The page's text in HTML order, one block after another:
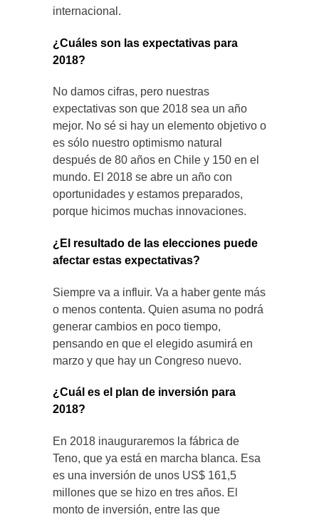
internacional.
¿Cuáles son las expectativas para
2018?
No damos cifras, pero nuestras
expectativas son que 2018 sea un año
mejor. No sé si hay un elemento objetivo o
es sólo nuestro optimismo natural
después de 80 años en Chile y 150 en el
mundo. El 2018 se abre un año con
oportunidades y estamos preparados,
porque hicimos muchas innovaciones.
¿El resultado de las elecciones puede
afectar estas expectativas?
Siempre va a influir. Va a haber gente más
o menos contenta. Quien asuma no podrá
generar cambios en poco tiempo,
pensando en que el elegido asumirá en
marzo y que hay un Congreso nuevo.
¿Cuál es el plan de inversión para
2018?
En 2018 inauguraremos la fábrica de
Teno, que ya está en marcha blanca. Esa
es una inversión de unos US$ 161,5
millones que se hizo en tres años. El
monto de inversión, entre las que